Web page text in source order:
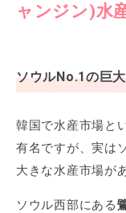
ャンジン)水
ソウルNo.1の巨
韓国で水産市場と
有名ですが、実は
大きな水産市場が
ソウル西部にある